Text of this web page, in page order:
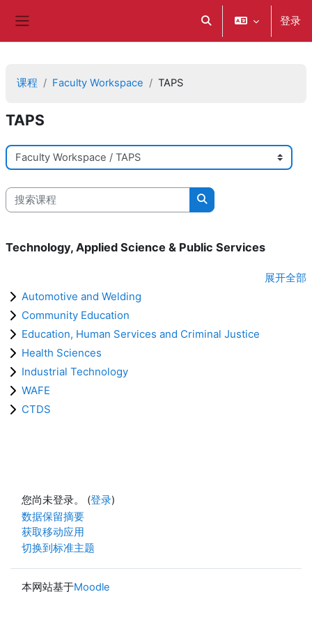
切换搜索输入 登录
课程 Faculty Workspace TAPS
TAPS
课程类别
搜索课程
搜索课程
Technology, Applied Science & Public Services
展开全部
Automotive and Welding
Community Education
Education, Human Services and Criminal Justice
Health Sciences
Industrial Technology
WAFE
CTDS
您尚未登录。 (登录)
‎数据保留摘要‎
获取移动应用
切换到标准主题
本网站基于Moodle